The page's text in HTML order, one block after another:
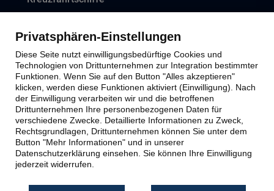
Flughafeninformationen
Reiseinfos Auswertiges Amt
Lion Tours Reise Blog
Lion Tours Kontakt
Kontaktinfos
Unternehmen
Reiseabwicklung
Privatsphären-Einstellungen
Diese Seite nutzt einwilligungsbedürftige Cookies und
Technologien von Drittunternehmen zur Integration bestimmter
Funktionen. Wenn Sie auf den Button "Alles akzeptieren"
klicken, werden diese Funktionen aktiviert (Einwilligung). Nach
der Einwilligung verarbeiten wir und die betroffenen
Drittunternehmen Ihre personenbezogenen Daten für
verschiedene Zwecke. Detaillierte Informationen zu Zweck,
Rechtsgrundlagen, Drittunternehmen können Sie unter dem
Button "Mehr Informationen" und in unserer
Datenschutzerklärung einsehen. Sie können Ihre Einwilligung
jederzeit widerrufen.